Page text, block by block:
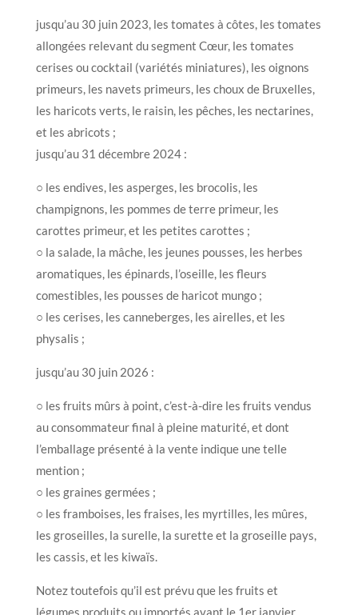
jusqu’au 30 juin 2023, les tomates à côtes, les tomates
allongées relevant du segment Cœur, les tomates
cerises ou cocktail (variétés miniatures), les oignons
primeurs, les navets primeurs, les choux de Bruxelles,
les haricots verts, le raisin, les pêches, les nectarines,
et les abricots ;
jusqu’au 31 décembre 2024 :
○ les endives, les asperges, les brocolis, les
champignons, les pommes de terre primeur, les
carottes primeur, et les petites carottes ;
○ la salade, la mâche, les jeunes pousses, les herbes
aromatiques, les épinards, l’oseille, les fleurs
comestibles, les pousses de haricot mungo ;
○ les cerises, les canneberges, les airelles, et les
physalis ;
jusqu’au 30 juin 2026 :
○ les fruits mûrs à point, c’est-à-dire les fruits vendus
au consommateur final à pleine maturité, et dont
l’emballage présenté à la vente indique une telle
mention ;
○ les graines germées ;
○ les framboises, les fraises, les myrtilles, les mûres,
les groseilles, la surelle, la surette et la groseille pays,
les cassis, et les kiwaïs.
Notez toutefois qu’il est prévu que les fruits et
légumes produits ou importés avant le 1er janvier